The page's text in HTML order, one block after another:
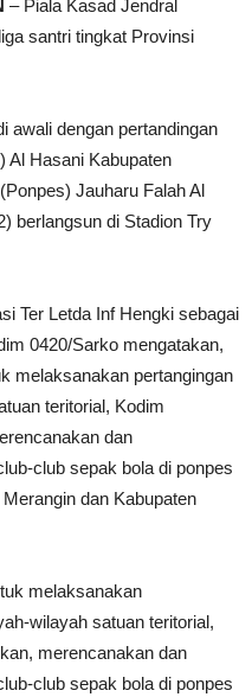
– Piala Kasad Jendral
santri tingkat Provinsi
awali dengan pertandingan
Al Hasani Kabupaten
Jauharu Falah Al
berlangsun di Stadion Try
Ter Letda Inf Hengki sebagai
0420/Sarko mengatakan,
melaksanakan pertangingan
teritorial, Kodim
dan
club sepak bola di ponpes
dan Kabupaten
melaksanakan
wilayah satuan teritorial,
merencanakan dan
club sepak bola di ponpes